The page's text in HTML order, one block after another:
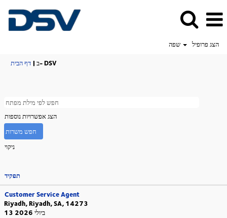
שפה
הצג פרופיל
דף הבית | ב- DSV(דף
הצג אפשרויות נוספות
ניקוי
תפקיד
Customer Service Agent
Riyadh, Riyadh, SA, 14273
13 ביולי 2026